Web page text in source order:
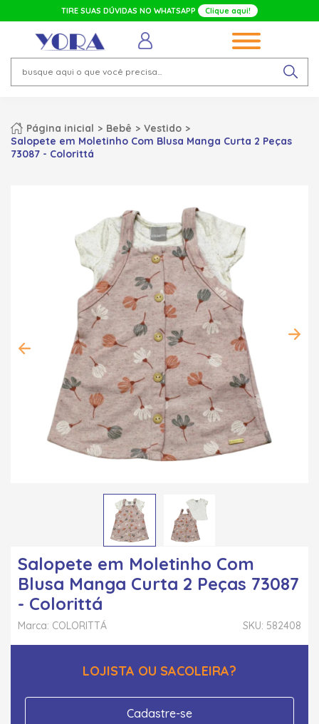
TIRE SUAS DÚVIDAS NO WHATSAPP Clique aqui!
Página inicial Bebê
Vestido
Salopete em Moletinho Com Blusa Manga Curta 2 Peças
73087 - Colorittá
Salopete em Moletinho Com
Blusa Manga Curta 2 Peças 73087
- Colorittá
SKU: 582408
Marca: COLORITTÁ
LOJISTA OU SACOLEIRA?
Cadastre-se